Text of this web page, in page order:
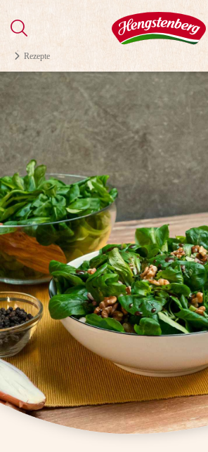
Rezepte